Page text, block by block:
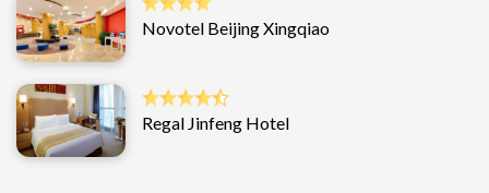
Novotel Beijing Xingqiao
Regal Jinfeng Hotel